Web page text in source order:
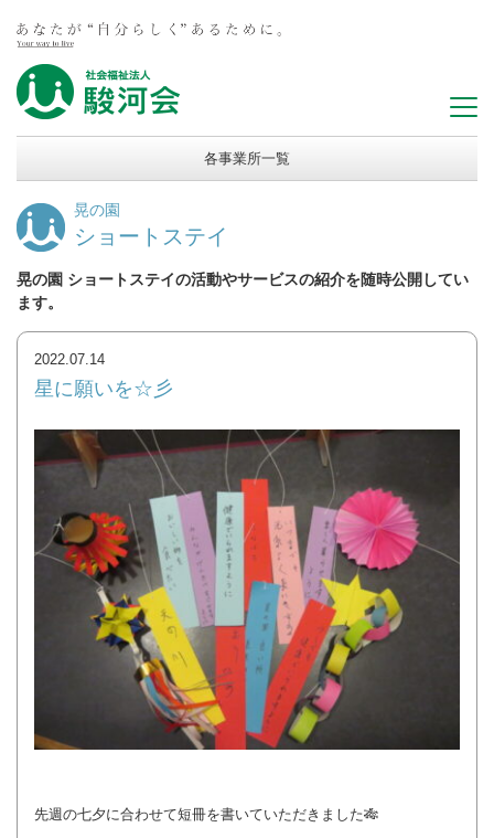
各事業所一覧
晃の園
ショートステイ
晃の園 ショートステイの活動やサービスの紹介を随時公開してい
ます。
2022.07.14
星に願いを☆彡
先週の七夕に合わせて短冊を書いていただきました🎋